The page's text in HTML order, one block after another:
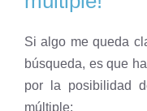
Si algo me queda
búsqueda, es que
por la posibilidad
múltiple: